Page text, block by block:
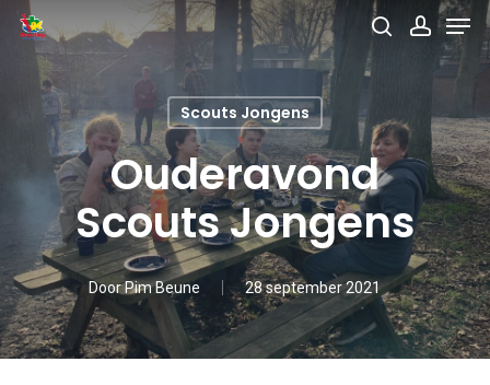
Skip
main
content
search
Scouts Jongens
Ouderavond
Scouts Jongens
DoorPim Beune 28 september 2021